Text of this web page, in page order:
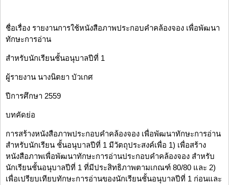
ชื่อเรื่อง รายงานการใช้หนังสือภาพประกอบคำคล้องจอง เพื่อพัฒนา
ทักษะการอ่าน
สำหรับนักเรียนชั้นอนุบาลปีที่ 1
ผู้รายงาน นางนิตยา บัวเกศ
ปีการศึกษา 2559
บทคัดย่อ
การสร้างหนังสือภาพประกอบคำคล้องจอง เพื่อพัฒนาทักษะการอ่าน
สำหรับนักเรียน ชั้นอนุบาลปีที่ 1 มีวัตถุประสงค์เพื่อ 1) เพื่อสร้าง
หนังสือภาพเพื่อพัฒนาทักษะการอ่านประกอบคำคล้องจอง สำหรับ
นักเรียนชั้นอนุบาลปีที่ 1 ที่มีประสิทธิภาพตามเกณฑ์ 80/80 และ 2)
เพื่อเปรียบเทียบทักษะการอ่านของนักเรียนชั้นอนุบาลปีที่ 1 ก่อนและ